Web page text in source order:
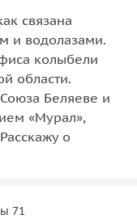
связана
и водолазами.
колыбели
области.
Беляеве и
«Мурал»,
о
71